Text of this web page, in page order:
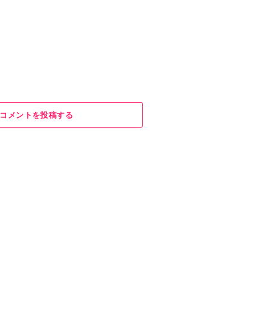
コメントを投稿する